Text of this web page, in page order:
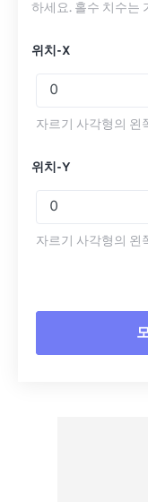
하세요. 홀수 치수는
위치-X
자르기 사각형의 왼
위치-Y
자르기 사각형의 왼